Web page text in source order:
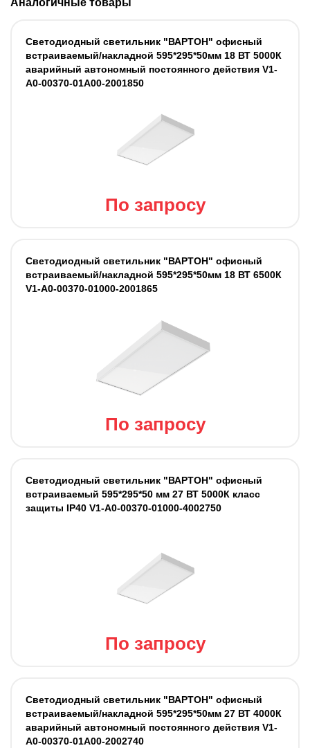
Аналогичные товары
Светодиодный светильник "ВАРТОН" офисный
встраиваемый/накладной 595*295*50мм 18 ВТ 5000К
аварийный автономный постоянного действия V1-
A0-00370-01A00-2001850
По запросу
Светодиодный светильник "ВАРТОН" офисный
встраиваемый/накладной 595*295*50мм 18 ВТ 6500К
V1-A0-00370-01000-2001865
По запросу
Светодиодный светильник "ВАРТОН" офисный
встраиваемый 595*295*50 мм 27 ВТ 5000К класс
защиты IP40 V1-A0-00370-01000-4002750
По запросу
Светодиодный светильник "ВАРТОН" офисный
встраиваемый/накладной 595*295*50мм 27 ВТ 4000К
аварийный автономный постоянного действия V1-
A0-00370-01A00-2002740